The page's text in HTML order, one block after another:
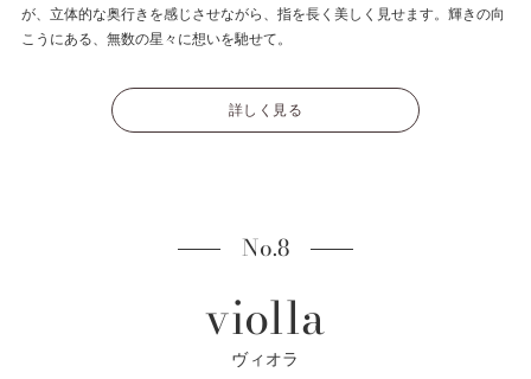
が、立体的な奥行きを感じさせながら、指を長く美しく見せます。輝きの向
こうにある、無数の星々に想いを馳せて。
詳しく見る
No.8
violla
ヴィオラ